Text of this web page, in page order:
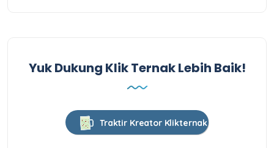
Yuk Dukung Klik Ternak Lebih Baik!
Traktir Kreator Klikternak